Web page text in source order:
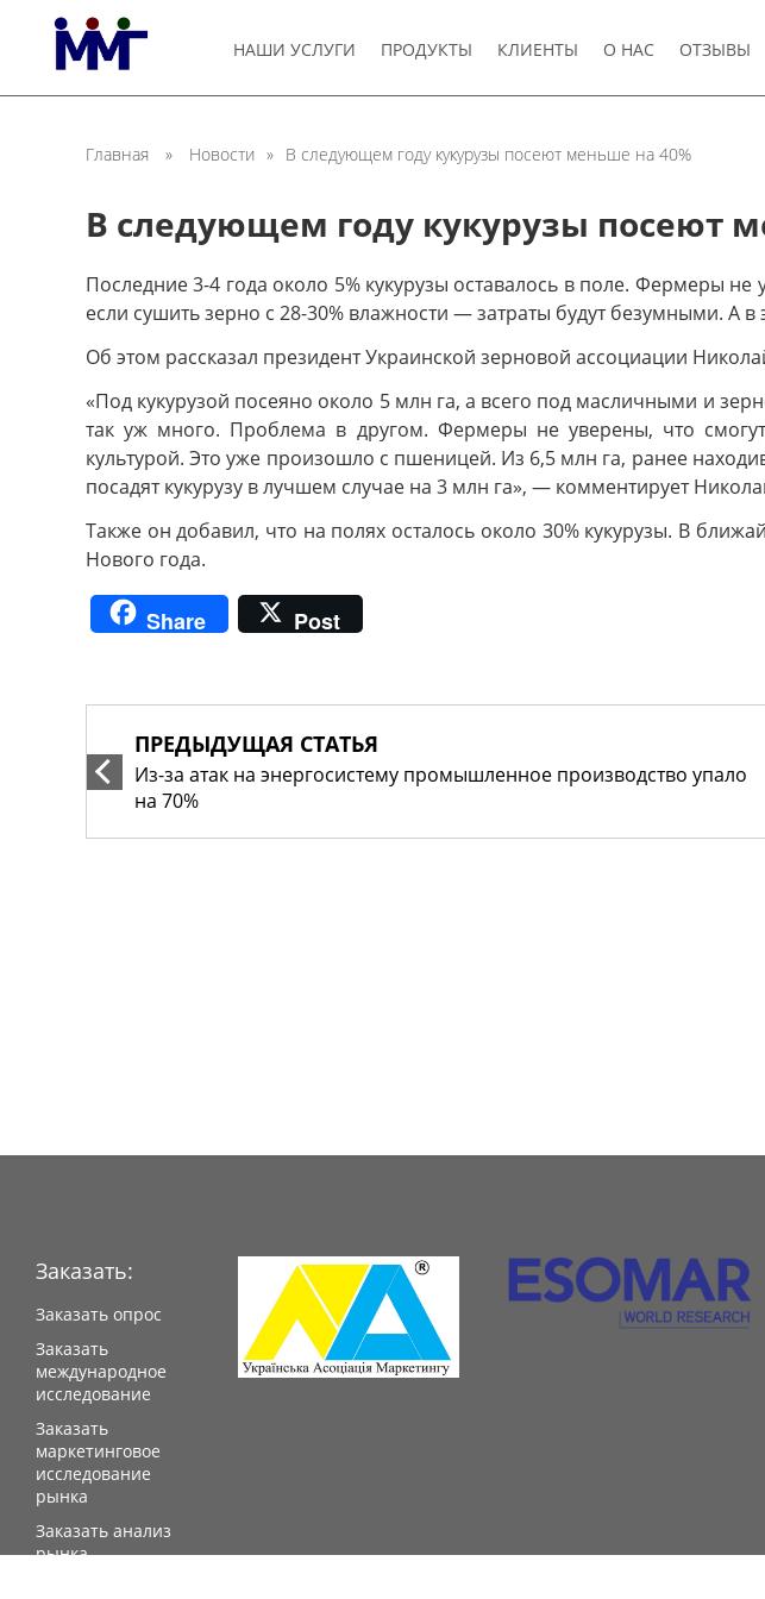
НАШИ УСЛУГИ ПРОДУКТЫ КЛИЕНТЫ О НАС ОТЗЫВЫ
Главная » Новости » В следующем году кукурузы посеют меньше на 40%
В следующем году кукурузы посеют
Последние 3-4 года около 5% кукурузы оставалось в поле. Фермеры
если сушить зерно с 28-30% влажности — затраты будут безумными. А
Об этом рассказал президент Украинской зерновой ассоциации
«Под кукурузой посеяно около 5 млн га, а всего под масличными и
так уж много. Проблема в другом. Фермеры не уверены, что
культурой. Это уже произошло с пшеницей. Из 6,5 млн га, ранее
посадят кукурузу в лучшем случае на 3 млн га», — комментирует
Также он добавил, что на полях осталось около 30% кукурузы. В
Нового года.
Share Post
ПРЕДЫДУЩАЯ СТАТЬЯ
Из-за атак на энергосистему промышленное производство упало
на 70%
Заказать:
Заказать опрос
Заказать
международное
исследование
Заказать
маркетинговое
исследование
рынка
Заказать анализ
рынка